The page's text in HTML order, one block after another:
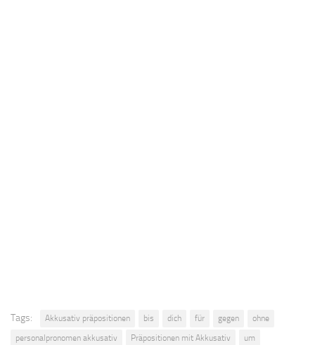
Tags: Akkusativ präpositionen bis dich für gegen
ohne
personalpronomen akkusativ
Präpositionen mit Akkusativ um